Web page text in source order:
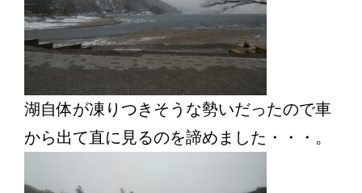
湖自体が凍りつきそうな勢いだったので車
から出て直に見るのを諦めました・・・。